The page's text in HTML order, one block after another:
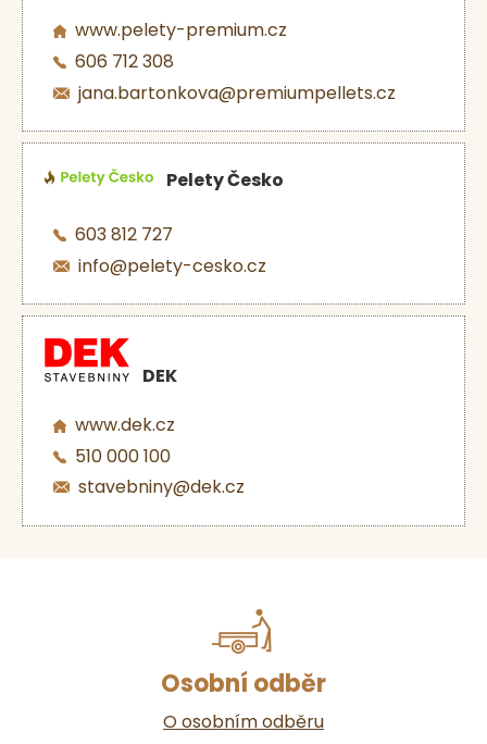
www.pelety-premium.cz
606 712 308
jana.bartonkova@premiumpellets.cz
Pelety Česko
603 812 727
info@pelety-cesko.cz
DEK
www.dek.cz
510 000 100
stavebniny@dek.cz
Osobní odběr
O osobním odběru